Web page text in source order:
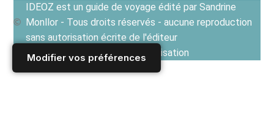
Modifier vos préférences
IDEOZ est un guide de voyage édité par Sandrine
Monllor - Tous droits réservés - aucune reproduction
sans autorisation écrite de l'éditeur
Voir les Conditions générales d'utilisation